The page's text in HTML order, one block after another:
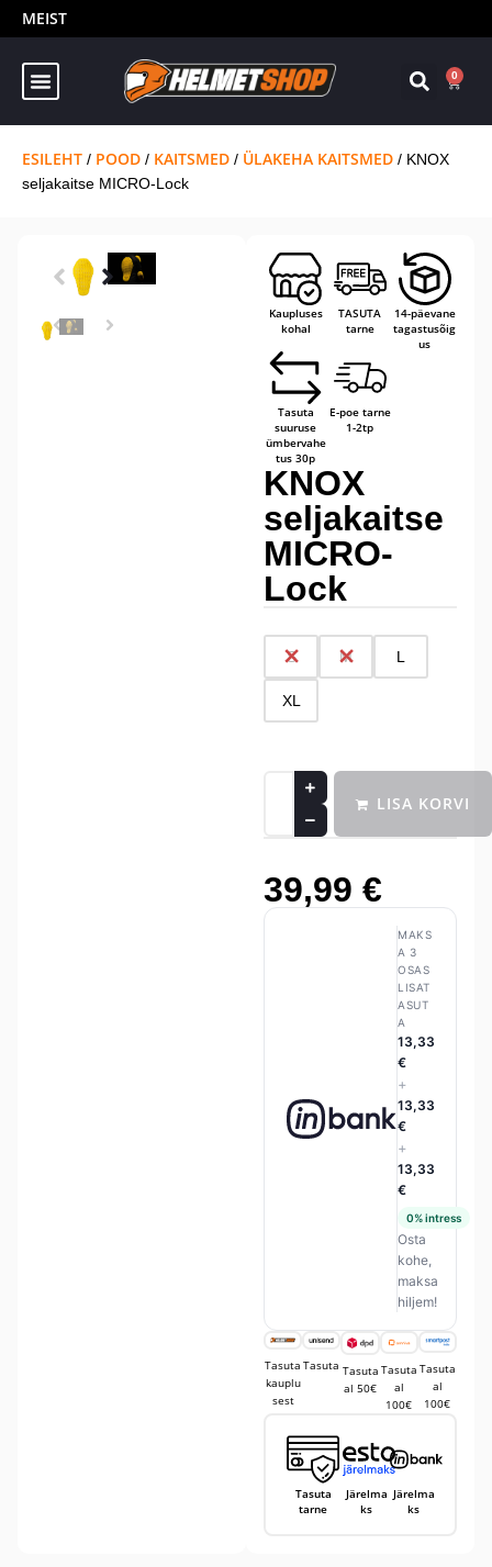
MEIST
0
ESILEHT / POOD / KAITSMED / ÜLAKEHA KAITSMED / KNOX
seljakaitse MICRO-Lock
Kaupluses
kohal
TASUTA
tarne
14-päevane
tagastusõig
us
Tasuta
suuruse
ümbervahe
tus 30p
E-poe tarne
1-2tp
KNOX
seljakaitse
MICRO-
Lock
S M L
XL
LISA KORVI
39,99 €
MAKS
A 3
OSAS
LISAT
ASUT
A
13,33
€
+
13,33
€
+
13,33
€
0% intress
Osta
kohe,
maksa
hiljem!
Tasuta
kauplu
sest
Tasuta Tasuta
al 50€
Tasuta
al
100€
Tasuta
al
100€
Tasuta
tarne
Järelma
ks
Järelma
ks